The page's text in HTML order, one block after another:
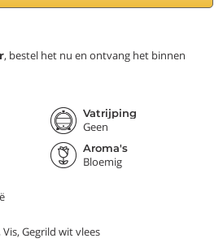
, bestel het nu en ontvang het binnen
Vatrijping
Geen
Aroma's
Bloemig
Gegrild wit vlees